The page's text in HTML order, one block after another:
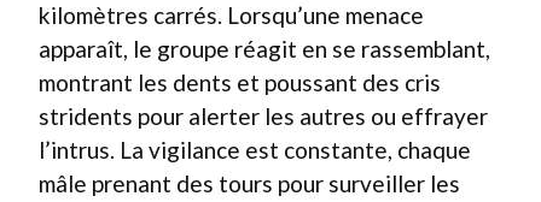
kilomètres carrés. Lorsqu’une menace
apparaît, le groupe réagit en se rassemblant,
montrant les dents et poussant des cris
stridents pour alerter les autres ou effrayer
l’intrus. La vigilance est constante, chaque
mâle prenant des tours pour surveiller les